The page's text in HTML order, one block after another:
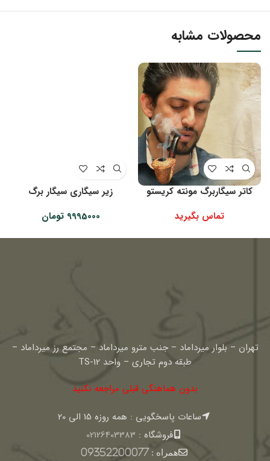
محصولات مشابه
کاتر سیگاربرگ مونته کریستو
تماس بگیرید
زیر سیگاری سیگار برگ
9995000 تومان
تهران – بلوار میرداماد – جنب مترو میرداماد – مجتمع رز میرداماد –
طبقه دوم تجاری – واحد TS-12
بدون هماهنگی قبلی مراجعه نکنید
ساعات پاسخگویی : همه روزه 15 الی 20
فروشگاه : 02126403383
همراه :09352200077